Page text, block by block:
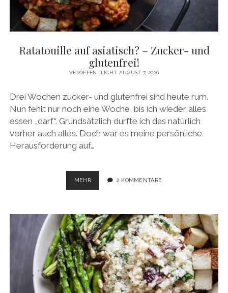
Ratatouille auf asiatisch? – Zucker- und
glutenfrei!
VERÖFFENTLICHT AUGUST 7, 2026
Drei Wochen zucker- und glutenfrei sind heute rum.
Nun fehlt nur noch eine Woche, bis ich wieder alles
essen „darf“. Grundsätzlich durfte ich das natürlich
vorher auch alles. Doch war es meine persönliche
Herausforderung auf…
MEHRRATATOUILLE
AUF
ZUCKER-
UND
GLUTENFREI!
2 KOMMENTARE